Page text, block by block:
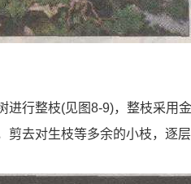
进行整枝(见图8-9)，整枝采用
剪去对生枝等多余的小枝，逐